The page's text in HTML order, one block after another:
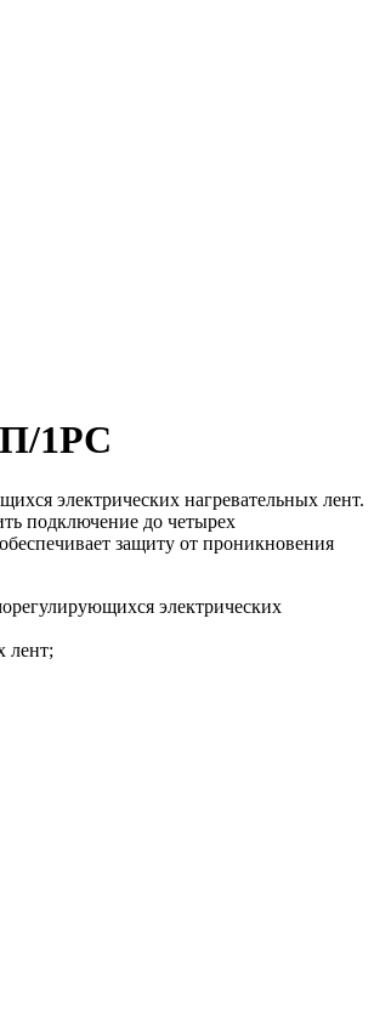
1РС
электрических нагревательных лент.
подключение до четырех
защиту от проникновения
электрических
лент;